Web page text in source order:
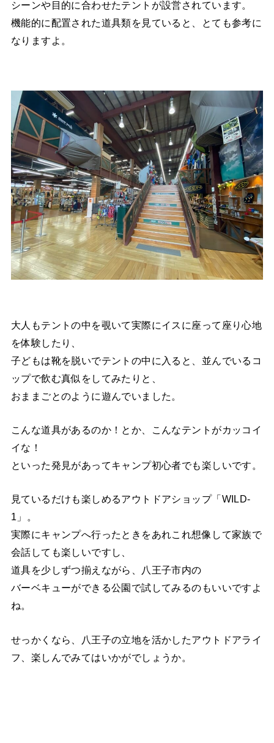
シーンや目的に合わせたテントが設営されています。
機能的に配置された道具類を見ていると、とても参考に
なりますよ。
大人もテントの中を覗いて実際にイスに座って座り心地
を体験したり、
子どもは靴を脱いでテントの中に入ると、並んでいるコ
ップで飲む真似をしてみたりと、
おままごとのように遊んでいました。
こんな道具があるのか！とか、こんなテントがカッコイ
イな！
といった発見があってキャンプ初心者でも楽しいです。
見ているだけも楽しめるアウトドアショップ「WILD-
1」。
実際にキャンプへ行ったときをあれこれ想像して家族で
会話しても楽しいですし、
道具を少しずつ揃えながら、八王子市内の
バーベキューができる公園で試してみるのもいいですよ
ね。
せっかくなら、八王子の立地を活かしたアウトドアライ
フ、楽しんでみてはいかがでしょうか。